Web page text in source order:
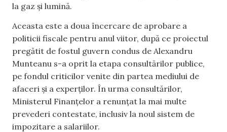
la gaz și lumină.
Aceasta este a doua încercare de aprobare a
politicii fiscale pentru anul viitor, după ce proiectul
pregătit de fostul guvern condus de Alexandru
Munteanu s-a oprit la etapa consultărilor publice,
pe fondul criticilor venite din partea mediului de
afaceri și a experților. În urma consultărilor,
Ministerul Finanțelor a renunțat la mai multe
prevederi contestate, inclusiv la noul sistem de
impozitare a salariilor.